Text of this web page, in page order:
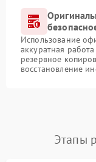
Использование
аккуратная
резервное
восстановление
Этапы